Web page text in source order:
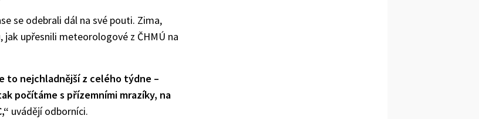
se odebrali dál na své pouti. Zima,
upřesnili meteorologové z ČHMÚ na
to nejchladnější z celého týdne –
počítáme s přízemními mrazíky, na
uvádějí odborníci.